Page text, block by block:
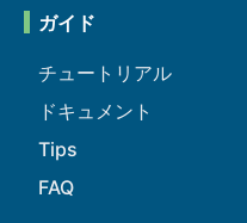
ガイド
チュートリアル
ドキュメント
Tips
FAQ